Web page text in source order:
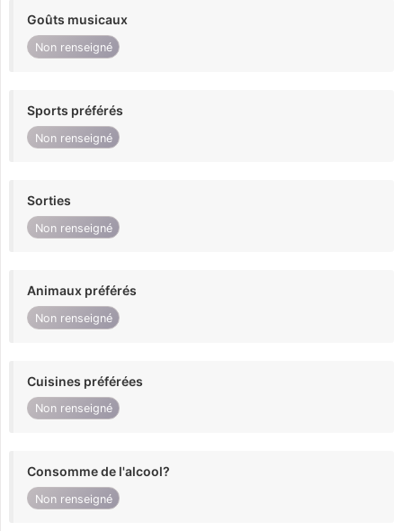
Goûts musicaux
Non renseigné
Sports préférés
Non renseigné
Sorties
Non renseigné
Animaux préférés
Non renseigné
Cuisines préférées
Non renseigné
Consomme de l'alcool?
Non renseigné